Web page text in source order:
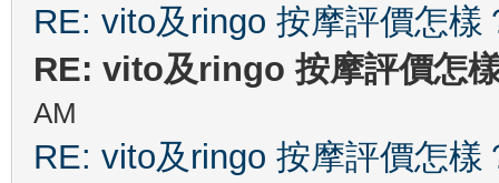
RE: vito及ringo 按摩評價怎樣
RE: vito及ringo 按摩評價怎
AM
RE: vito及ringo 按摩評價怎樣